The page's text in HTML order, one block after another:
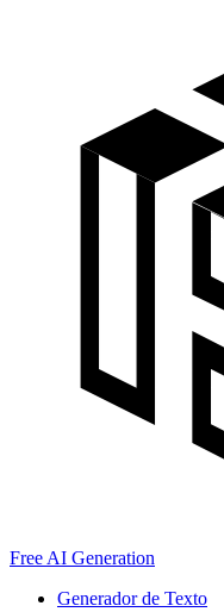
Free AI Generation
Generador de Texto